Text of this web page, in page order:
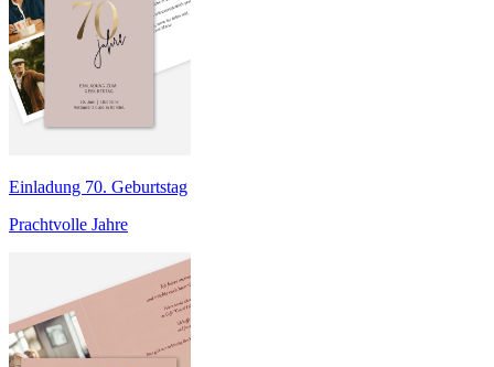
Einladung 70. Geburtstag
Prachtvolle Jahre